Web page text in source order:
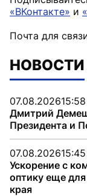
«ВКонтакте» и
Почта для
НОВОСТИ
07.08.202615:58
Дмитрий
Президента и
07.08.202615:45
Ускорение с
оптику еще
края